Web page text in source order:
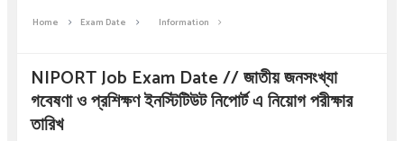
Home Exam Date Information
NIPORT Job Exam Date // জাতীয় জনসংখ্যা
গবেষণা ও প্রশিক্ষণ ইনস্টিটিউট নিপোর্ট এ নিয়োগ পরীক্ষার
তারিখ